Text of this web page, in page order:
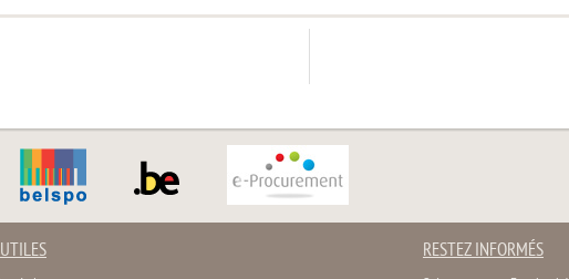
RESTEZ INFORMÉS